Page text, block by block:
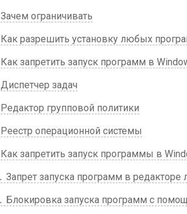
Зачем ограничивать
Как разрешить установку любых
Как запретить запуск программ в
Диспетчер задач
Редактор групповой политики
Реестр операционной системы
Как запретить запуск программы в
Запрет запуска программ в редакторе
Блокировка запуска программ с